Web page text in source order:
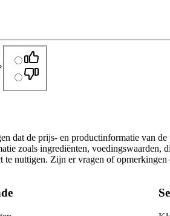
dat de prijs- en productinformatie van
zoals ingrediënten, voedingswaarden,
te nuttigen. Zijn er vragen of